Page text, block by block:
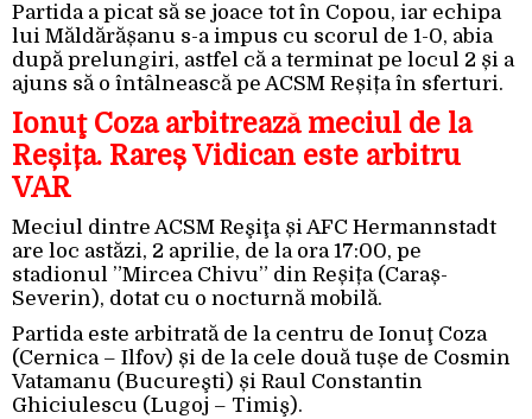
Partida a picat să se joace tot în Copou, iar echipa
lui Măldărășanu s-a impus cu scorul de 1-0, abia
după prelungiri, astfel că a terminat pe locul 2 și a
ajuns să o întâlnească pe ACSM Reșița în sferturi.
Ionuţ Coza arbitrează meciul de la
Reșița. Rareș Vidican este arbitru
VAR
Meciul dintre ACSM Reşiţa și AFC Hermannstadt
are loc astăzi, 2 aprilie, de la ora 17:00, pe
stadionul ”Mircea Chivu” din Reșița (Caraș-
Severin), dotat cu o nocturnă mobilă.
Partida este arbitrată de la centru de Ionuţ Coza
(Cernica – Ilfov) și de la cele două tușe de Cosmin
Vatamanu (Bucureşti) și Raul Constantin
Ghiciulescu (Lugoj – Timiş).